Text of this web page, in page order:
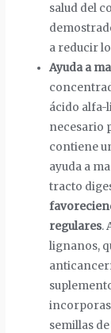
salud del
a reducir
Ayuda a
ácido alfa-
necesario
contiene
ayuda a
tracto
regulares.
lignanos,
incorporas
semillas